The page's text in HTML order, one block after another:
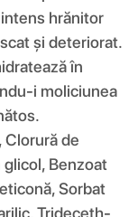
hrănitor
și deteriorat.
în
i moliciunea
Clorură de
Benzoat
Sorbat
Trideceth-